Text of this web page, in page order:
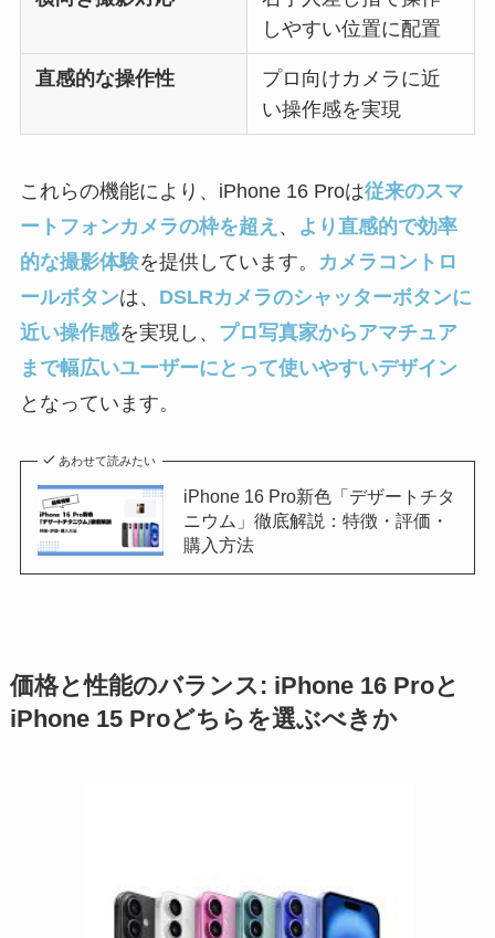
しやすい位置に配置
直感的な操作性
プロ向けカメラに近
い操作感を実現
これらの機能により、iPhone 16 Proは従来のスマ
ートフォンカメラの枠を超え 、
より直感的で効率
的な撮影体験を提供しています。
カメラコントロ
ールボタンは、 DSLRカメラのシャッターボタンに
近い操作感を実現し、 プロ写真家からアマチュア
まで幅広いユーザーにとって使いやすいデザイン
となっています。
あわせて読みたい
iPhone 16 Pro新色「デザートチタ
ニウム」徹底解説：特徴・評価・
購入方法
価格と性能のバランス: iPhone 16 Proと
iPhone 15 Proどちらを選ぶべきか